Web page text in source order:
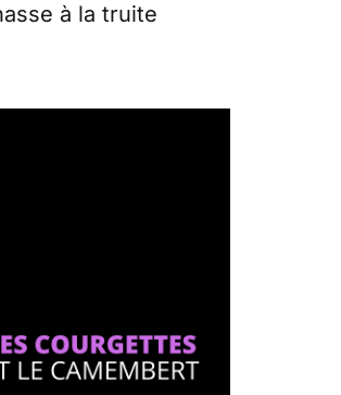
à la truite